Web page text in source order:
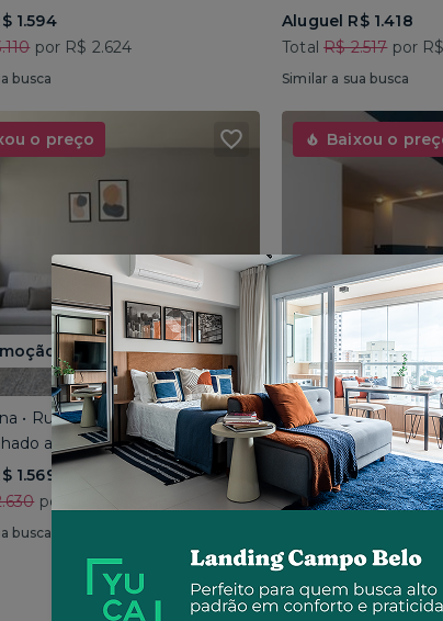
1.594
por R$ 2.624
busca
Aluguel R$ 1.418
TotalR$ 2.517por
Similar a sua busca
o preço
até 15/08
• Rua José do Patrocínio
até 4 pessoas • 110m²
1.569
por R$ 2.625
busca
Baixou o
Promoção
Consolação • Av
Compartilhado até 5
Aluguel R$ 1.562
TotalR$ 2.650por